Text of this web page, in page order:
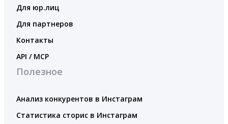
Для юр.лиц
Для партнеров
Контакты
API / MCP
Полезное
Анализ конкурентов в Инстаграм
Статистика сторис в Инстаграм